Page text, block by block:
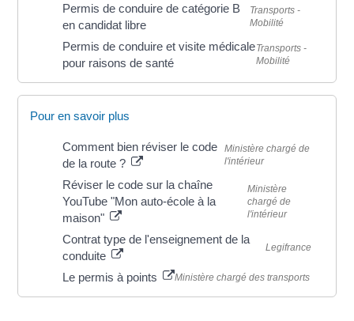
Permis de conduire de catégorie B
en candidat libre
Transports -
Mobilité
Permis de conduire et visite médicale
pour raisons de santé
Transports -
Mobilité
Pour en savoir plus
Comment bien réviser le code
de la route ?
Ministère chargé de
l'intérieur
Réviser le code sur la chaîne
YouTube "Mon auto-école à la
maison"
Ministère
chargé de
l'intérieur
Contrat type de l'enseignement de la
conduite
Legifrance
Le permis à points Ministère chargé des transports